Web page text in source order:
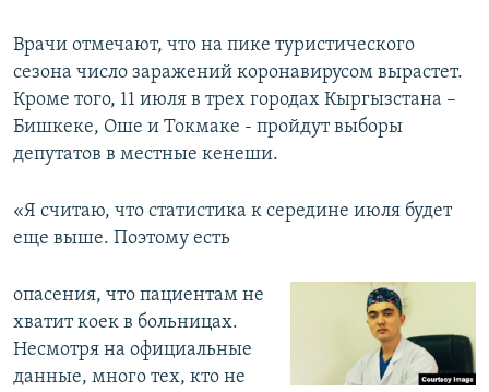
Врачи отмечают, что на пике туристического
сезона число заражений коронавирусом вырастет.
Кроме того, 11 июля в трех городах Кыргызстана –
Бишкеке, Оше и Токмаке - пройдут выборы
депутатов в местные кенеши.
«Я считаю, что статистика к середине июля будет
еще выше. Поэтому есть
опасения, что пациентам не
хватит коек в больницах.
Несмотря на официальные
данные, много тех, кто не